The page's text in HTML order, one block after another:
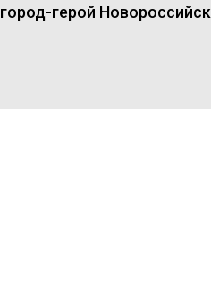
город-герой Новороссийск